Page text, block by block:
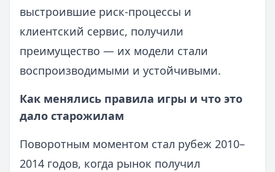
выстроившие риск-процессы и
клиентский сервис, получили
преимущество — их модели стали
воспроизводимыми и устойчивыми.
Как менялись правила игры и что это
дало старожилам
Поворотным моментом стал рубеж 2010–
2014 годов, когда рынок получил